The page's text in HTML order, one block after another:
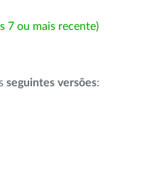
7 ou mais recente)
seguintes versões: